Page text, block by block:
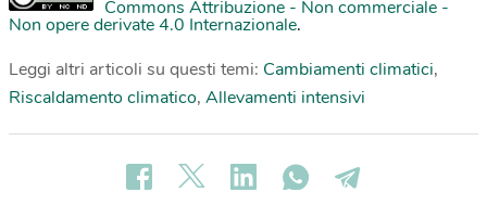
Commons Attribuzione - Non commerciale -
Non opere derivate 4.0 Internazionale.
Leggi altri articoli su questi temi: Cambiamenti climatici,
Riscaldamento climatico, Allevamenti intensivi